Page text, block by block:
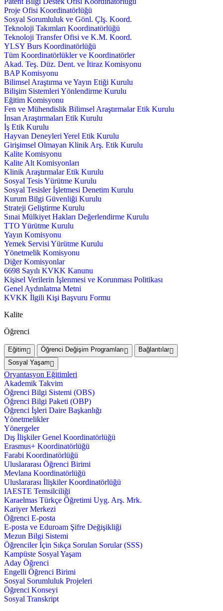
Proje Ofisi Koordinatörlüğü
Sosyal Sorumluluk ve Gönl. Çlş. Koord.
Teknoloji Takımları Koordinatörlüğü
Teknoloji Transfer Ofisi ve K.M. Koord.
YLSY Burs Koordinatörlüğü
Tüm Koordinatörlükler ve Koordinatörler
Akad. Teş. Düz. Dent. ve İtiraz Komisyonu
BAP Komisyonu
Bilimsel Araştırma ve Yayın Etiği Kurulu
Bilişim Sistemleri Yönlendirme Kurulu
Eğitim Komisyonu
Fen ve Mühendislik Bilimsel Araştırmalar Etik Kurulu
İnsan Araştırmaları Etik Kurulu
İş Etik Kurulu
Hayvan Deneyleri Yerel Etik Kurulu
Girişimsel Olmayan Klinik Arş. Etik Kurulu
Kalite Komisyonu
Kalite Alt Komisyonları
Klinik Araştırmalar Etik Kurulu
Sosyal Tesis Yürütme Kurulu
Sosyal Tesisler İşletmesi Denetim Kurulu
Kurum Bilgi Güvenliği Kurulu
Strateji Geliştirme Kurulu
Sınai Mülkiyet Hakları Değerlendirme Kurulu
TTO Yürütme Kurulu
Yayın Komisyonu
Yemek Servisi Yürütme Kurulu
Yönetmelik Komisyonu
Diğer Komisyonlar
6698 Sayılı KVKK Kanunu
Kişisel Verilerin İşlenmesi ve Korunması Politikası
Genel Aydınlatma Metni
KVKK İlgili Kişi Başvuru Formu
Kalite
Öğrenci
Eğitim Öğrenci Değişim Programları
Bağlantılar
Sosyal Yaşam
Oryantasyon Eğitimleri
Akademik Takvim
Öğrenci Bilgi Sistemi (OBS)
Öğrenci Bilgi Paketi (OBP)
Öğrenci İşleri Daire Başkanlığı
Yönetmelikler
Yönergeler
Dış İlişkiler Genel Koordinatörlüğü
Erasmus+ Koordinatörlüğü
Farabi Koordinatörlüğü
Uluslararası Öğrenci Birimi
Mevlana Koordinatörlüğü
Uluslararası İlişkiler Koordinatörlüğü
IAESTE Temsilciliği
Karaelmas Türkçe Öğretimi Uyg. Arş. Mrk.
Kariyer Merkezi
Öğrenci E-posta
E-posta ve Eduroam Şifre Değişikliği
Mezun Bilgi Sistemi
Öğrenciler İçin Sıkça Sorulan Sorular (SSS)
Kampüste Sosyal Yaşam
Aday Öğrenci
Engelli Öğrenci Birimi
Sosyal Sorumluluk Projeleri
Öğrenci Konseyi
Sosyal Transkript